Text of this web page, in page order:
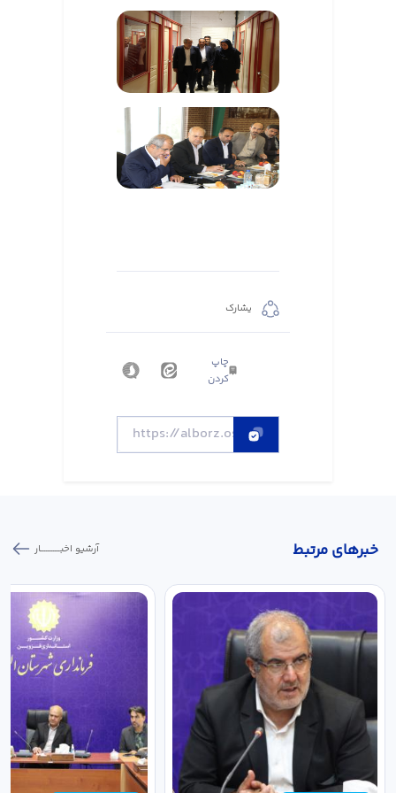
يشارك
چاپ
کردن
خبر‌های مرتبط آرشیو اخبـــــــــــار